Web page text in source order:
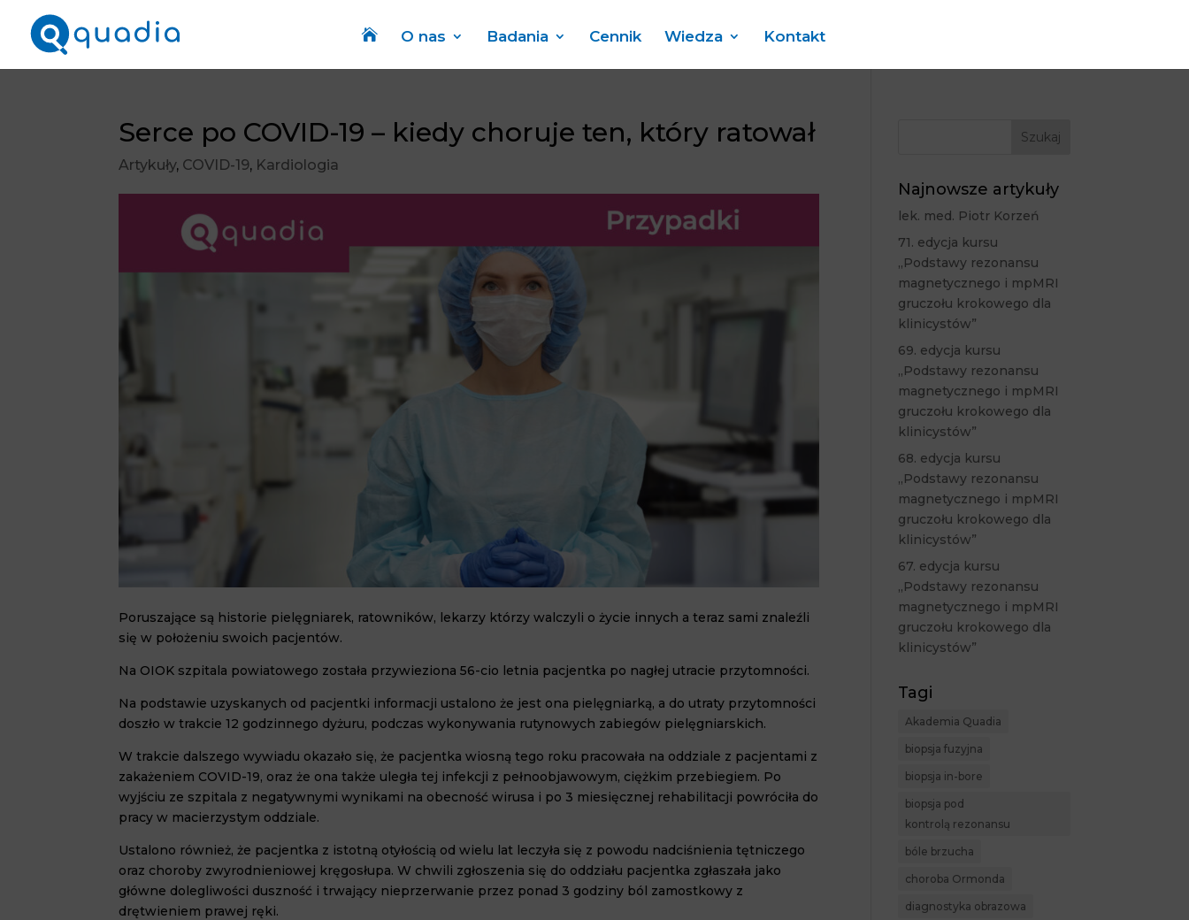
 O nas Badania Cennik Wiedza Kontakt
Serce po COVID-19 – kiedy choruje ten, który ratował
Artykuły, COVID-19, Kardiologia
Poruszające są historie pielęgniarek, ratowników, lekarzy którzy walczyli o życie innych a teraz sami znaleźli
się w położeniu swoich pacjentów.
Na OIOK szpitala powiatowego została przywieziona 56-cio letnia pacjentka po nagłej utracie przytomności.
Na podstawie uzyskanych od pacjentki informacji ustalono że jest ona pielęgniarką, a do utraty przytomności
doszło w trakcie 12 godzinnego dyżuru, podczas wykonywania rutynowych zabiegów pielęgniarskich.
W trakcie dalszego wywiadu okazało się, że pacjentka wiosną tego roku pracowała na oddziale z pacjentami z
zakażeniem COVID-19, oraz że ona także uległa tej infekcji z pełnoobjawowym, ciężkim przebiegiem. Po
wyjściu ze szpitala z negatywnymi wynikami na obecność wirusa i po 3 miesięcznej rehabilitacji powróciła do
pracy w macierzystym oddziale.
Ustalono również, że pacjentka z istotną otyłością od wielu lat leczyła się z powodu nadciśnienia tętniczego
oraz choroby zwyrodnieniowej kręgosłupa. W chwili zgłoszenia się do oddziału pacjentka zgłaszała jako
główne dolegliwości duszność i trwający nieprzerwanie przez ponad 3 godziny ból zamostkowy z
drętwieniem prawej ręki.
Najnowsze artykuły
lek. med. Piotr Korzeń
71. edycja kursu
„Podstawy rezonansu
magnetycznego i mpMRI
gruczołu krokowego dla
klinicystów”
69. edycja kursu
„Podstawy rezonansu
magnetycznego i mpMRI
gruczołu krokowego dla
klinicystów”
68. edycja kursu
„Podstawy rezonansu
magnetycznego i mpMRI
gruczołu krokowego dla
klinicystów”
67. edycja kursu
„Podstawy rezonansu
magnetycznego i mpMRI
gruczołu krokowego dla
klinicystów”
Tagi
Akademia Quadia
biopsja fuzyjna
biopsja in-bore
biopsja pod
kontrolą rezonansu
bóle brzucha
choroba Ormonda
diagnostyka obrazowa